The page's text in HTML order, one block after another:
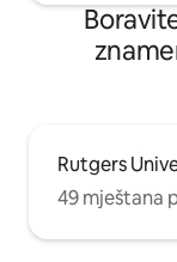
Rutgers
49 mještana